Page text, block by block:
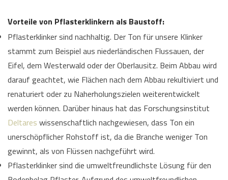
Vorteile von Pflasterklinkern als Baustoff:
Pflasterklinker sind nachhaltig. Der Ton für unsere Klinker
stammt zum Beispiel aus niederländischen Flussauen, der
Eifel, dem Westerwald oder der Oberlausitz. Beim Abbau wird
darauf geachtet, wie Flächen nach dem Abbau rekultiviert und
renaturiert oder zu Naherholungszielen weiterentwickelt
werden können. Darüber hinaus hat das Forschungsinstitut
Deltares wissenschaftlich nachgewiesen, dass Ton ein
unerschöpflicher Rohstoff ist, da die Branche weniger Ton
gewinnt, als von Flüssen nachgeführt wird.
Pflasterklinker sind die umweltfreundlichste Lösung für den